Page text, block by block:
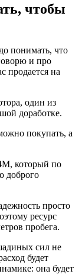
чтобы
понимать, что
и про
продается на
один из
доработке.
покупать, а
который по
доброго
просто
ресурс
пробега.
сил не
будет
она будет